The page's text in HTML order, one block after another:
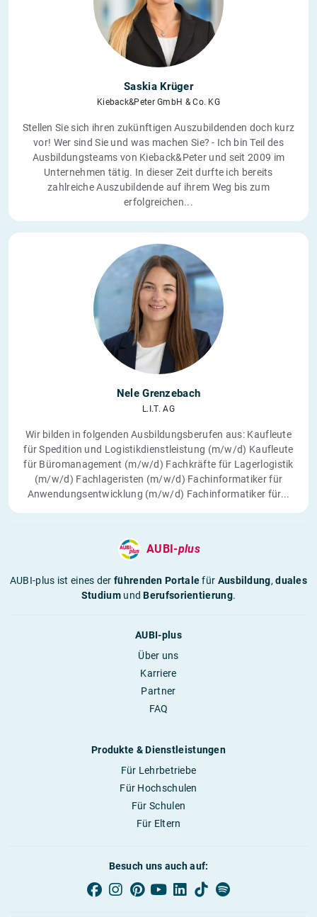
Saskia Krüger
Kieback&Peter GmbH & Co. KG
Stellen Sie sich ihren zukünftigen Auszubildenden doch kurz
vor! Wer sind Sie und was machen Sie? - Ich bin Teil des
Ausbildungsteams von Kieback&Peter und seit 2009 im
Unternehmen tätig. In dieser Zeit durfte ich bereits
zahlreiche Auszubildende auf ihrem Weg bis zum
erfolgreichen...
Nele Grenzebach
L.I.T. AG
Wir bilden in folgenden Ausbildungsberufen aus: Kaufleute
für Spedition und Logistikdienstleistung (m/w/d) Kaufleute
für Büromanagement (m/w/d) Fachkräfte für Lagerlogistik
(m/w/d) Fachlageristen (m/w/d) Fachinformatiker für
Anwendungsentwicklung (m/w/d) Fachinformatiker für...
AUBI-plus
AUBI-plus ist eines derführenden Portalefür Ausbildung,duales
StudiumundBerufsorientierung.
AUBI-plus
Über uns
Karriere
Partner
FAQ
Produkte & Dienstleistungen
Für Lehrbetriebe
Für Hochschulen
Für Schulen
Für Eltern
Besuch uns auch auf: